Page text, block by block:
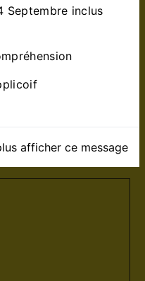
Septembre inclus
afficher ce message